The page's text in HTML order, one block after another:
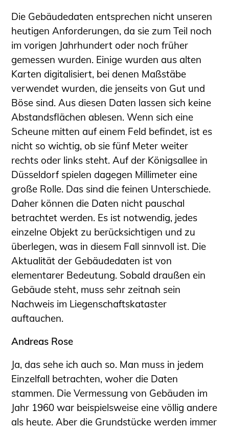
Die Gebäudedaten entsprechen nicht unseren
heutigen Anforderungen, da sie zum Teil noch
im vorigen Jahrhundert oder noch früher
gemessen wurden. Einige wurden aus alten
Karten digitalisiert, bei denen Maßstäbe
verwendet wurden, die jenseits von Gut und
Böse sind. Aus diesen Daten lassen sich keine
Abstandsflächen ablesen. Wenn sich eine
Scheune mitten auf einem Feld befindet, ist es
nicht so wichtig, ob sie fünf Meter weiter
rechts oder links steht. Auf der Königsallee in
Düsseldorf spielen dagegen Millimeter eine
große Rolle. Das sind die feinen Unterschiede.
Daher können die Daten nicht pauschal
betrachtet werden. Es ist notwendig, jedes
einzelne Objekt zu berücksichtigen und zu
überlegen, was in diesem Fall sinnvoll ist. Die
Aktualität der Gebäudedaten ist von
elementarer Bedeutung. Sobald draußen ein
Gebäude steht, muss sehr zeitnah sein
Nachweis im Liegenschaftskataster
auftauchen.
Andreas Rose
Ja, das sehe ich auch so. Man muss in jedem
Einzelfall betrachten, woher die Daten
stammen. Die Vermessung von Gebäuden im
Jahr 1960 war beispielsweise eine völlig andere
als heute. Aber die Grundstücke werden immer